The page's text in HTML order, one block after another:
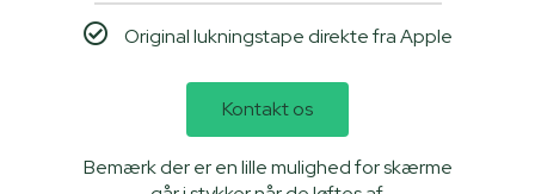
Original lukningstape direkte fra Apple
Kontakt os
Bemærk der er en lille mulighed for skærme